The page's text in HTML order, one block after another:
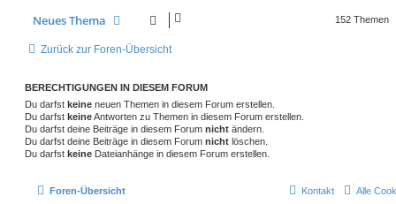
Neues Thema 152 Themen
Zurück zur Foren-Übersicht
BERECHTIGUNGEN IN DIESEM FORUM
Du darfst keine neuen Themen in diesem Forum erstellen.
Du darfst keineAntworten zu Themen in diesem Forum erstellen.
Du darfst deine Beiträge in diesem Forum nicht ändern.
Du darfst deine Beiträge in diesem Forum nicht löschen.
Du darfst keine Dateianhänge in diesem Forum erstellen.
Foren-Übersicht Alle
Kontakt